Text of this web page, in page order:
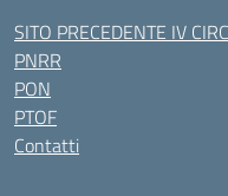
SITO PRECEDENTE IV
PNRR
PON
PTOF
Contatti